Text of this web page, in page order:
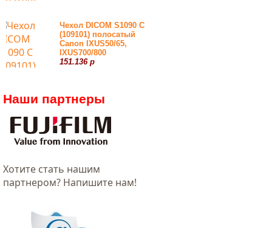
Чехол DICOM S1090 С
(109101) полосатый
Canon IXUS50/65,
IXUS700/800
151.136 р
Наши партнеры
Хотитe стать нашим
партнером? Напишите нам!